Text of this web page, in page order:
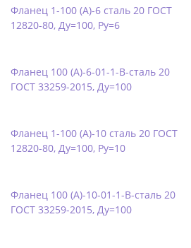
Фланец 1-100 (А)-6 сталь 20 ГОСТ
12820-80, Ду=100, Ру=6
Фланец 100 (А)-6-01-1-B-сталь 20
ГОСТ 33259-2015, Ду=100
Фланец 1-100 (А)-10 сталь 20 ГОСТ
12820-80, Ду=100, Ру=10
Фланец 100 (А)-10-01-1-B-сталь 20
ГОСТ 33259-2015, Ду=100